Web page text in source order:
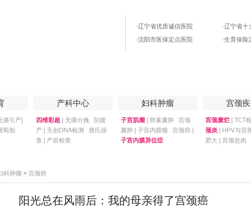
·辽宁省优质诚信医院 ·辽宁省十
·沈阳市医保定点医院 ·生育保险
痛引产
萄胎
产科中心
四维彩超 无痛分娩
剖腹
产
无创DNA检测
唐氏筛
查
产前检查
妇科肿瘤
子宫肌瘤 卵巢囊肿
宫颈
囊肿
子宫内膜瘤 宫颈癌
子宫内膜异位症
宫颈
宫颈糜烂 TCT
颈炎
HPV与宫
肥大
宫颈息肉
科肿瘤 > 宫颈癌
阳光总在风雨后：我的母亲得了宫颈癌